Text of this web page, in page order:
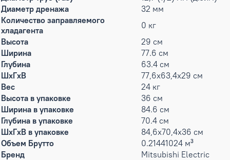
Диаметр дренажа
32 мм
Количество заправляемого
хладагента
0 кг
Высота
29 см
Ширина
77.6 см
Глубина
63.4 см
ШxГxВ
77,6x63,4x29 см
Вес
24 кг
Высота в упаковке
36 см
Ширина в упаковке
84.6 см
Глубина в упаковке
70.4 см
ШxГxВ в упаковке
84,6x70,4x36 см
Объем Брутто
0.21441024 м³
Бренд
Mitsubishi Electric